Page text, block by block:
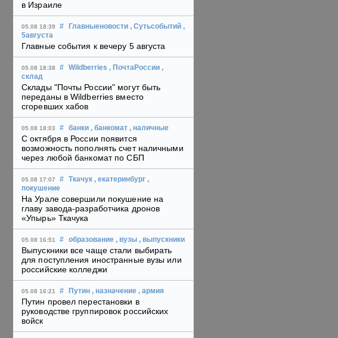
в Израиле
05.08 18:39 # Главныеновости , Сутьсобытий ,
5августа
Главные события к вечеру 5 августа
05.08 18:38 # Wildberries , ПочтаРоссии ,
склад
Склады "Почты России" могут быть
переданы в Wildberries вместо
сгоревших хабов
05.08 18:03 # банки , банкомат , наличные
С октября в России появится
возможность пополнять счет наличными
через любой банкомат по СБП
05.08 17:07 # Ткачук , екатеринбург ,
покушение
На Урале совершили покушение на
главу завода-разработчика дронов
«Упырь» Ткачука
05.08 16:51 # образование , вузы , выпускники
Выпускники все чаще стали выбирать
для поступления иностранные вузы или
российские колледжи
05.08 16:21 # Путин , назначение , армия
Путин провел перестановки в
руководстве группировок российских
войск